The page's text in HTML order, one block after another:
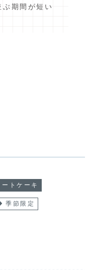
期間が短い
ートケーキ
季節限定